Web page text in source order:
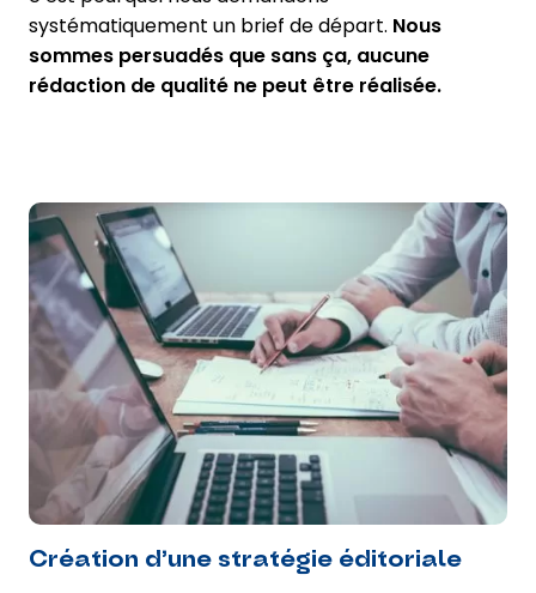
systématiquement un brief de départ. Nous
sommes persuadés que sans ça, aucune
rédaction de qualité ne peut être réalisée.
Création d’une stratégie éditoriale